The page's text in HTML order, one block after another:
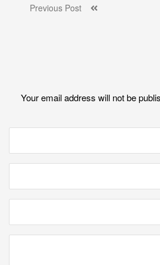
Your email address will not be